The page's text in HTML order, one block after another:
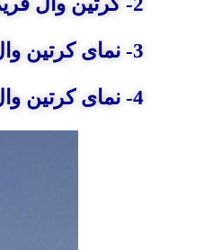
3- نمای کرتین وال سمی فریم لس
4- نمای کرتین وال یونیتایز